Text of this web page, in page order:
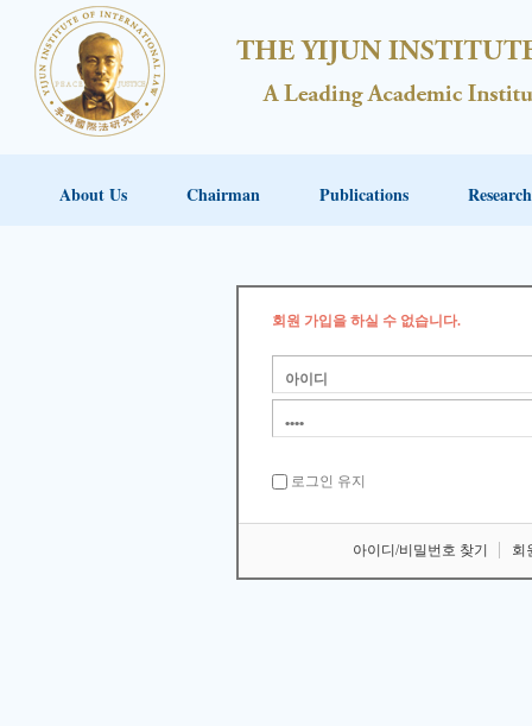
About Us Chairman Publications Research
회원 가입을 하실 수 없습니다.
로그인 유지
아이디/비밀번호 찾기 회